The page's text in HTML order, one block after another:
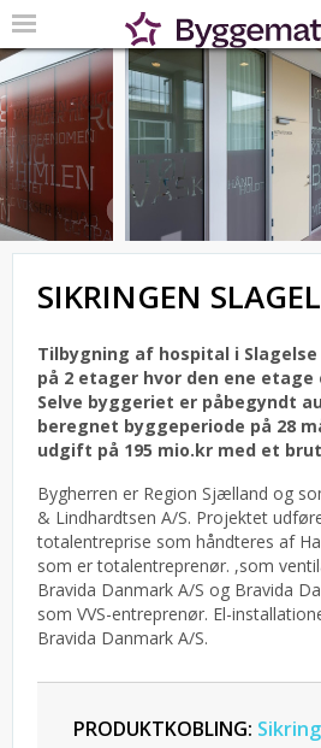
SIKRINGEN
Tilbygning af hospital i
på 2 etager hvor den ene etage
Selve byggeriet er påbegyndt
beregnet byggeperiode på 28
udgift på 195 mio.kr med et
Bygherren er Region Sjælland og
& Lindhardtsen A/S. Projektet
totalentreprise som håndteres af
som er totalentreprenør. ,som
Bravida Danmark A/S og Bravida
som VVS-entreprenør. El-
Bravida Danmark A/S.
PRODUKTKOBLING: